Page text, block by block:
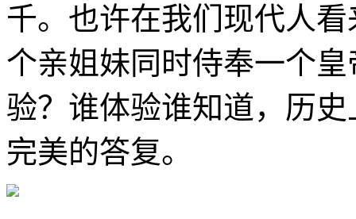
千。也许在我们现代人
个亲姐妹同时侍奉一个
验？谁体验谁知道，历
完美的答复。